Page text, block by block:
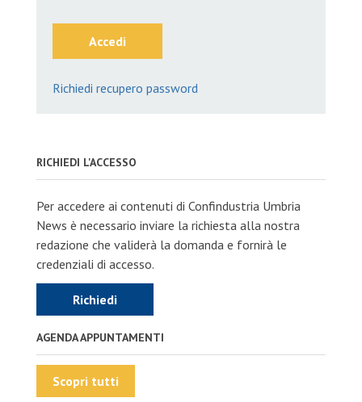
Accedi
Richiedi recupero password
RICHIEDI L'ACCESSO
Per accedere ai contenuti di Confindustria Umbria
News è necessario inviare la richiesta alla nostra
redazione che validerà la domanda e fornirà le
credenziali di accesso.
Richiedi
AGENDA APPUNTAMENTI
Scopri tutti